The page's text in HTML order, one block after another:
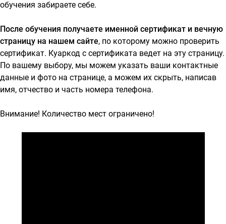
обучения забираете себе.
После обучения получаете именной сертификат и вечную
страницу на нашем сайте, по которому можно проверить
сертификат. Куаркод с сертификата ведет на эту страницу.
По вашему выбору, мы можем указать ваши контактные
данные и фото на странице, а можем их скрыть, написав
имя, отчество и часть номера телефона.
Внимание! Количество мест ограничено!